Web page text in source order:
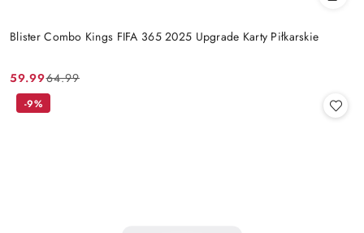
Blister Combo Kings FIFA 365 2025 Upgrade Karty Piłkarskie
Cena
promocyjna:
59.99
Cena
przed
64.99
-9%